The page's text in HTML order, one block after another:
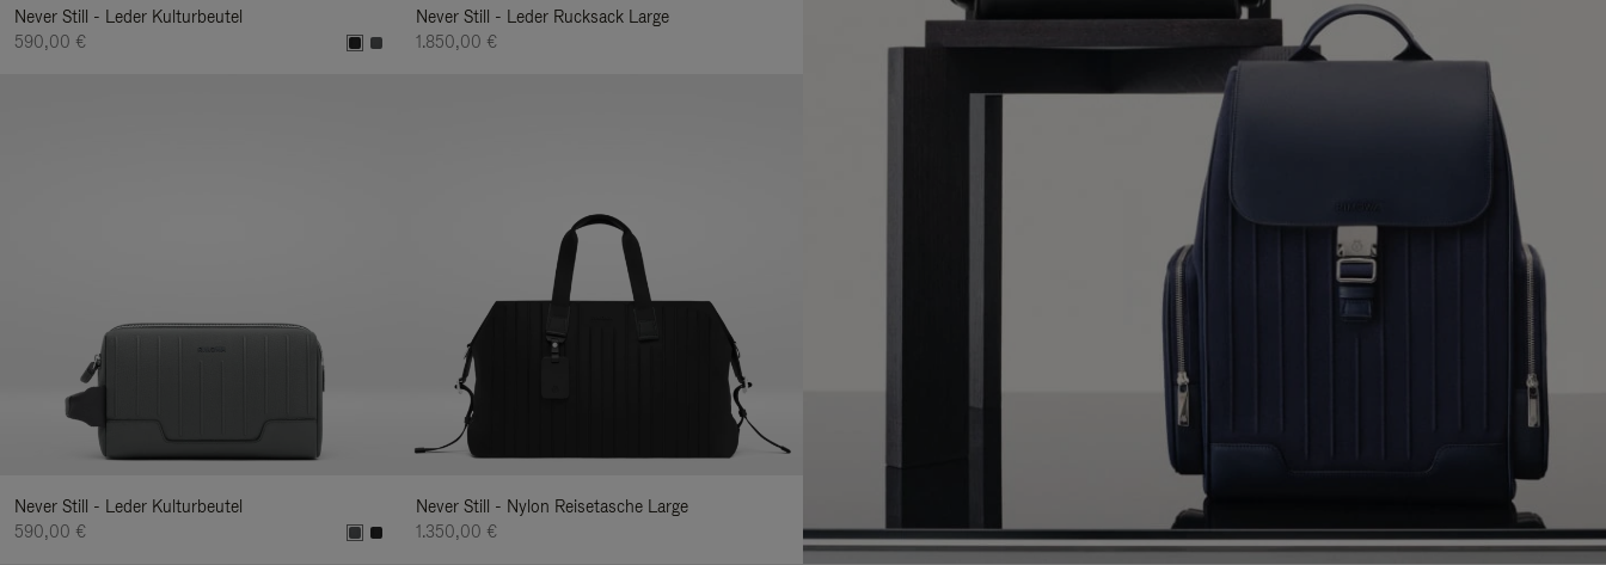
Never Still - Leder Kulturbeutel
590,00 €
Never Still - Leder Rucksack Large
1.850,00 €
Never Still - Leder Kulturbeutel
590,00 €
Never Still - Nylon Reisetasche Large
1.350,00 €